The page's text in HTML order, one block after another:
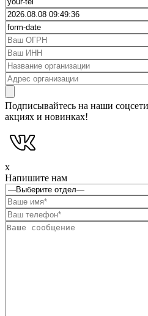
Подписывайтесь на наши
акциях и новинках!
x
Напишите нам